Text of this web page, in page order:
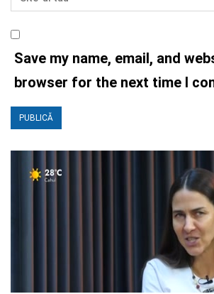
Save my name, email, and
browser for the next time I